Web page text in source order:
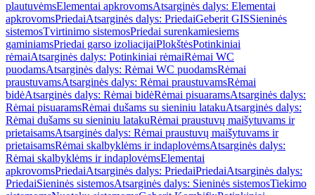
plautuvėmsElementai apkrovomsAtsarginės dalys: Elementai
apkrovomsPriedaiAtsarginės dalys: PriedaiGeberit GISSieninės
sistemosTvirtinimo sistemosPriedai surenkamiesiems
gaminiamsPriedai garso izoliacijaiPlokštėsPotinkiniai
rėmaiAtsarginės dalys: Potinkiniai rėmaiRėmai WC
puodamsAtsarginės dalys: Rėmai WC puodamsRėmai
praustuvamsAtsarginės dalys: Rėmai praustuvamsRėmai
bidėAtsarginės dalys: Rėmai bidėRėmai pisuaramsAtsarginės dalys:
Rėmai pisuaramsRėmai dušams su sieniniu latakuAtsarginės dalys:
Rėmai dušams su sieniniu latakuRėmai praustuvų maišytuvams ir
prietaisamsAtsarginės dalys: Rėmai praustuvų maišytuvams ir
prietaisamsRėmai skalbyklėms ir indaplovėmsAtsarginės dalys:
Rėmai skalbyklėms ir indaplovėmsElementai
apkrovomsPriedaiAtsarginės dalys: PriedaiPriedaiAtsarginės dalys:
PriedaiSieninės sistemosAtsarginės dalys: Sieninės sistemosTiekimo